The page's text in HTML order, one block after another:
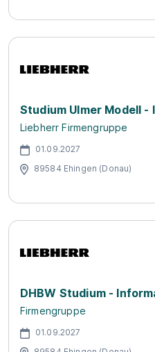
Studium Ulmer Modell -
Liebherr Firmengruppe
01.09.2027
89584 Ehingen (Donau)
DHBW Studium -
Firmengruppe
01.09.2027